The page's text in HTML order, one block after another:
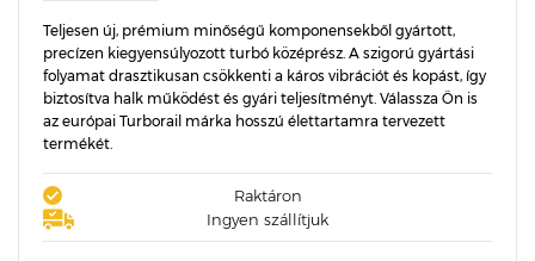
Teljesen új, prémium minőségű komponensekből gyártott,
precízen kiegyensúlyozott turbó középrész. A szigorú gyártási
folyamat drasztikusan csökkenti a káros vibrációt és kopást, így
biztosítva halk működést és gyári teljesítményt. Válassza Ön is
az európai Turborail márka hosszú élettartamra tervezett
termékét.
Raktáron
Ingyen szállítjuk